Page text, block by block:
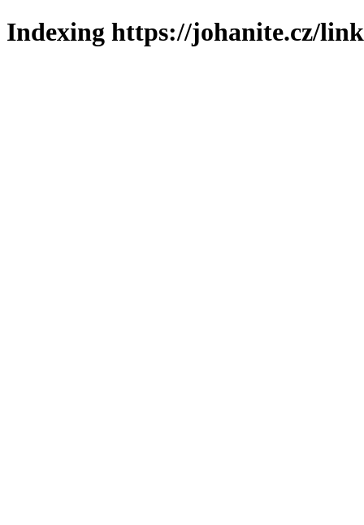
Indexing https://johanite.cz/